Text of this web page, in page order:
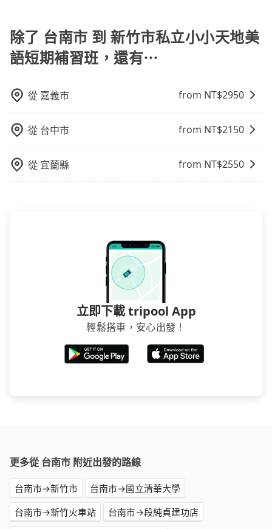
給賭上。通常人數沒有超過10位，建議預約一台九人座
與一台小轎車比較划算，如人數超過12位就一定是叫一
台中巴比較方便。但也有例外，比方說有些山區或路段
台確認。
灣法律，無論是清明掃墓、包車旅遊、參加喜宴/喪禮、
就醫回診、登山露營、學生搬家、投票返鄉、商務出
差、貴賓來訪、寵物檢疫、預約叫車、機場接送、定期
tripool都能滿足你。乘車前一天下午五點以前完成預
約，隔天保證出車。如需公司報帳打統編，在結帳時可
以受理，並於乘車後一週內寄出電子收據。
除了 台南市 到 新竹市私立小小天地美
語短期補習班，還有⋯
從 嘉義市 from NT$2950
從 台中市 from NT$2150
從 宜蘭縣 from NT$2550
立即下載 tripool App
輕鬆搭車，安心出發！
更多從 台南市 附近出發的路線
台南市→新竹市
台南市→國立清華大學
台南市→新竹火車站
台南市→段純貞建功店